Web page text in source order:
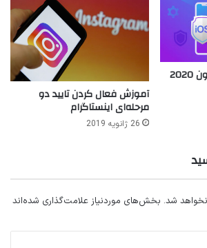
آموزش فعال کردن تایید دو
مرحله‌ای اینستاگرام
26 ژانویه 2019
شد. بخش‌های موردنیاز علامت‌گذاری شده‌اند